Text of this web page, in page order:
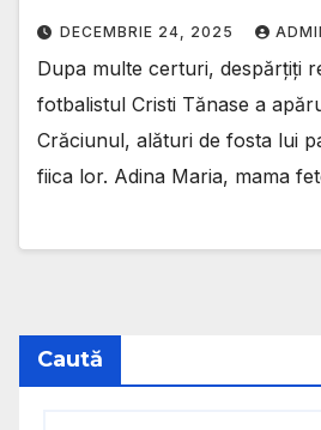
DECEMBRIE 24, 2025
Dupa multe certuri, despărțiți
fotbalistul Cristi Tănase a
Crăciunul, alături de fosta lui
fiica lor. Adina Maria, mama
Caută